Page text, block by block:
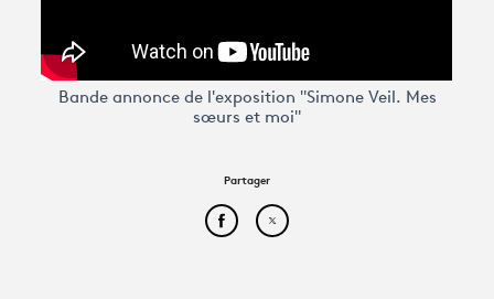
Bande annonce de l'exposition "Simone Veil. Mes
sœurs et moi"
Partager
Partager cet article sur
Partager cet article sur